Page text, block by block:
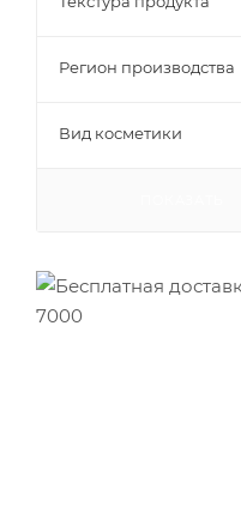
Регион производства
Вид косметики